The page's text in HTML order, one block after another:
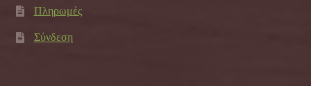
Πληρωμές
Σύνδεση